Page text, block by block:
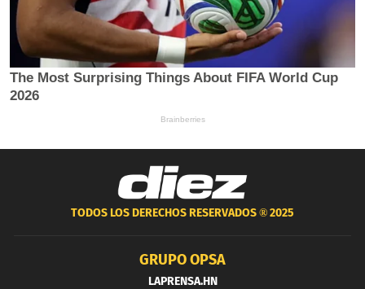
TODOS LOS DERECHOS RESERVADOS ®2025
GRUPO OPSA
LAPRENSA.HN